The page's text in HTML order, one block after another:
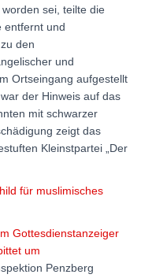
sei, teilte die
entfernt und
den
und
Ortseingang aufgestellt
der Hinweis auf das
mit schwarzer
zeigt das
Kleinstpartei „Der
für muslimisches
Gottesdienstanzeiger
um
Penzberg